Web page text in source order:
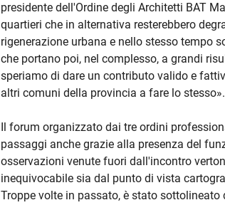
presidente dell'Ordine degli Architetti BAT
quartieri che in alternativa resterebbero
rigenerazione urbana e nello stesso tempo
che portano poi, nel complesso, a grandi
speriamo di dare un contributo valido e
altri comuni della provincia a fare lo stesso».
Il forum organizzato dai tre ordini
passaggi anche grazie alla presenza del
osservazioni venute fuori dall'incontro
inequivocabile sia dal punto di vista
Troppe volte in passato, è stato